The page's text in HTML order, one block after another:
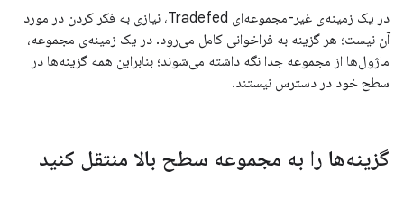
در یک زمینه‌ی غیر-مجموعه‌ای Tradefed، نیازی به فکر کردن در مورد
آن نیست؛ هر گزینه به فراخوانی کامل می‌رود. در یک زمینه‌ی مجموعه،
ماژول‌ها از مجموعه جدا نگه داشته می‌شوند؛ بنابراین همه گزینه‌ها در
سطح خود در دسترس نیستند.
گزینه‌ها را به مجموعه سطح بالا منتقل کنید